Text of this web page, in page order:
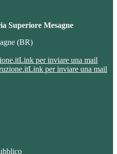
Superiore Mesagne
(BR)
Link per inviare una mail
Link per inviare una mail